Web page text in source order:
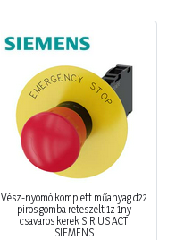
Vész-nyomó komplett műanyag d22
piros gomba reteszelt 1z 1ny
csavaros kerek SIRIUS ACT
SIEMENS